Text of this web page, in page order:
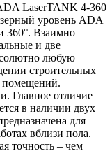
LaserTANK 4-360
уровень ADA
360°. Взаимно
и две
любую
строительных
помещений.
Главное отличие
в наличии двух
для
вблизи пола.
точность – чем